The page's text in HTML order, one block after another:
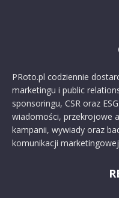
PRoto.pl codziennie
marketingu i public
sponsoringu, CSR oraz
wiadomości, przekrojowe
kampanii, wywiady oraz
komunikacji